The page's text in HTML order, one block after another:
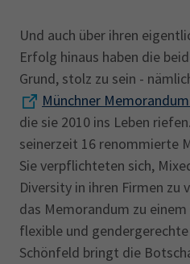
Und auch über ihren
Erfolg hinaus haben die
Grund, stolz zu sein -
Münchner
die sie 2010 ins Leben
seinerzeit 16 renommierte
Sie verpflichteten sich,
Diversity in ihren Firmen zu
das Memorandum zu
flexible und
Schönfeld bringt die